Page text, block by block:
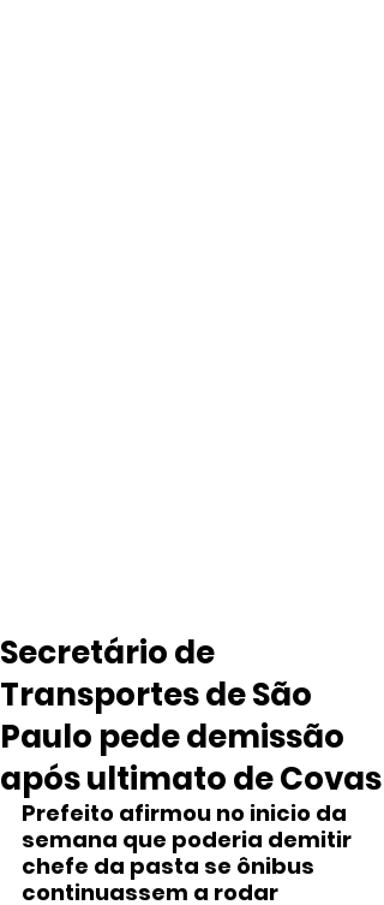
Secretário de
Transportes de São
Paulo pede demissão
após ultimato de Covas
Prefeito afirmou no inicio da
semana que poderia demitir
chefe da pasta se ônibus
continuassem a rodar